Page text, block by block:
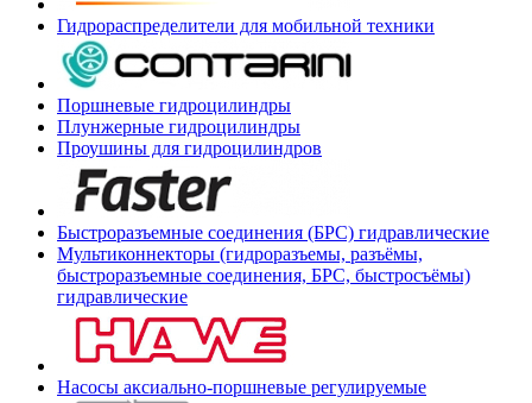
Гидрораспределители для мобильной техники
Поршневые гидроцилиндры
Плунжерные гидроцилиндры
Проушины для гидроцилиндров
Быстроразъемные соединения (БРС) гидравлические
Мультиконнекторы (гидроразъемы, разъёмы,
быстроразъемные соединения, БРС, быстросъёмы)
гидравлические
Насосы аксиально-поршневые регулируемые